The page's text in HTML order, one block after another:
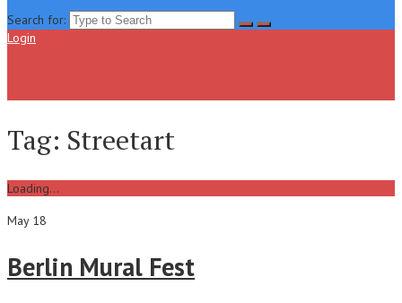
Search for:
Login
Tag: Streetart
Loading...
May 18
Berlin Mural Fest